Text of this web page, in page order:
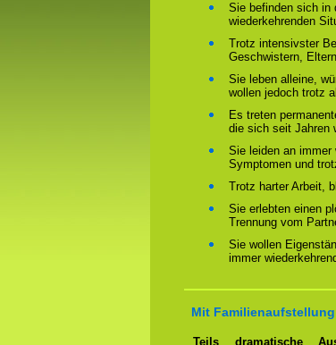
Sie befinden sich in
wiederkehrenden
Trotz intensivster
Geschwistern,
Sie leben alleine,
wollen jedoch trotz
Es treten
die sich seit Jahren
Sie leiden an immer
Symptomen und
Trotz harter Arbeit,
Sie erlebten einen
Trennung vom
Sie wollen
immer
Mit
Teils dramatische